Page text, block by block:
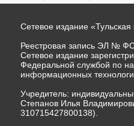
Сетевое издание «Тульская
Реестровая запись ЭЛ №
Сетевое издание
Федеральной службой по
информационных
Учредитель:
Степанов Илья
310715427800138).